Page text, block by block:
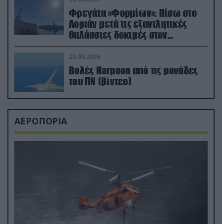
Φρεγάτα «Φορμίων»: Πίσω στο
Λοριάν μετά τις εξαντλητικές
θαλάσσιες δοκιμές στον
απαιτητικό Βισκαϊκό
25.06.2026
Βολές Harpoon από τις μονάδες
του ΠΝ (βίντεο)
ΑΕΡΟΠΟΡΙΑ